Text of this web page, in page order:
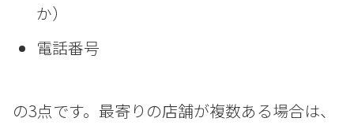
か）
電話番号
の3点です。最寄りの店舗が複数ある場合は、